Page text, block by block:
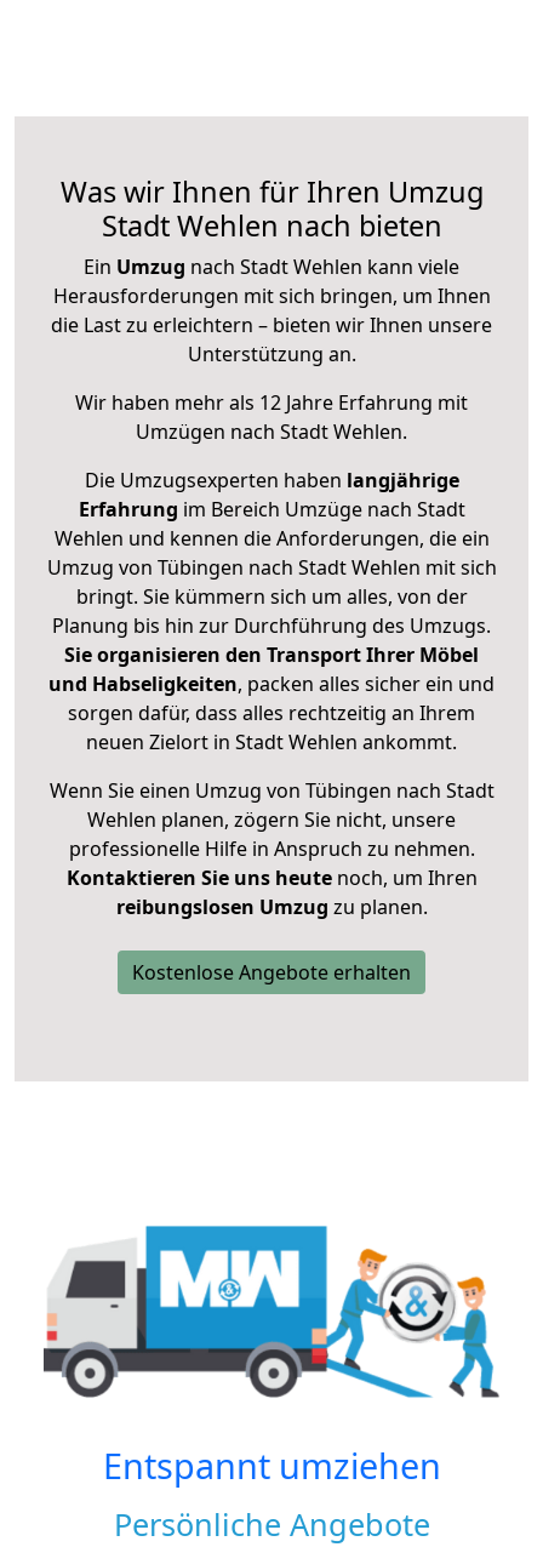
Was wir Ihnen für Ihren Umzug
Stadt Wehlen nach bieten
Ein Umzug nach Stadt Wehlen kann viele
Herausforderungen mit sich bringen, um Ihnen
die Last zu erleichtern – bieten wir Ihnen unsere
Unterstützung an.
Wir haben mehr als 12 Jahre Erfahrung mit
Umzügen nach Stadt Wehlen.
Die Umzugsexperten haben langjährige
Erfahrung im Bereich Umzüge nach Stadt
Wehlen und kennen die Anforderungen, die ein
Umzug von Tübingen nach Stadt Wehlen mit sich
bringt. Sie kümmern sich um alles, von der
Planung bis hin zur Durchführung des Umzugs.
Sie organisieren den Transport Ihrer Möbel
und Habseligkeiten, packen alles sicher ein und
sorgen dafür, dass alles rechtzeitig an Ihrem
neuen Zielort in Stadt Wehlen ankommt.
Wenn Sie einen Umzug von Tübingen nach Stadt
Wehlen planen, zögern Sie nicht, unsere
professionelle Hilfe in Anspruch zu nehmen.
Kontaktieren Sie uns heutenoch, um Ihren
reibungslosen Umzug zu planen.
Kostenlose Angebote erhalten
Entspannt umziehen
Persönliche Angebote